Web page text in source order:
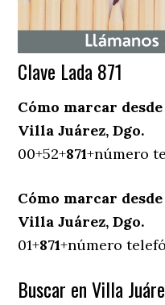
Clave Lada 871
Cómo marcar
Villa Juárez, Dgo.
00+52+871+número
Cómo marcar
Villa Juárez, Dgo.
01+871+número
Buscar en Villa